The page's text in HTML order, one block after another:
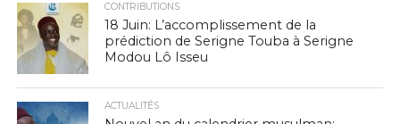
CONTRIBUTIONS
18 Juin: L’accomplissement de la
prédiction de Serigne Touba à Serigne
Modou Lô Isseu
ACTUALITÉS